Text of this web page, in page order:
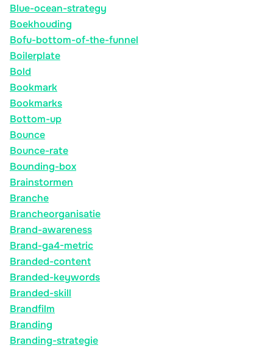
Blue-ocean-strategy
Boekhouding
Bofu-bottom-of-the-funnel
Boilerplate
Bold
Bookmark
Bookmarks
Bottom-up
Bounce
Bounce-rate
Bounding-box
Brainstormen
Branche
Brancheorganisatie
Brand-awareness
Brand-ga4-metric
Branded-content
Branded-keywords
Branded-skill
Brandfilm
Branding
Branding-strategie